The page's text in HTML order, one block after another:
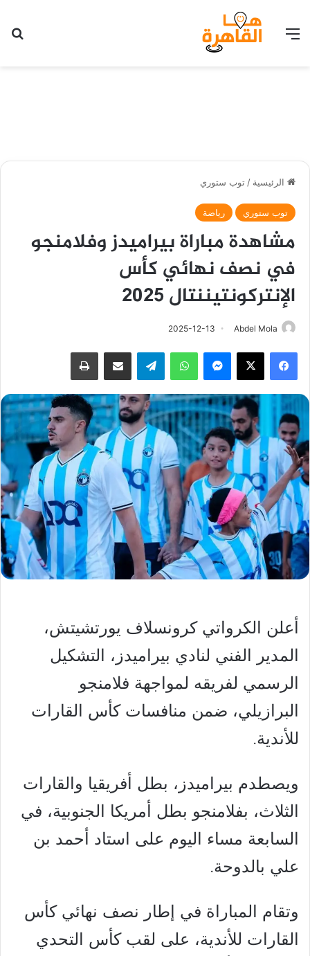
القائمة
الرئيسية / توب ستوري
توب ستوري رياضة
مشاهدة مباراة بيراميدز وفلامنجو
في نصف نهائي كأس
الإنتركونتيننتال 2025
Abdel Mola
2025-12-13
فيسبوك ‫X ماسنجر واتساب تيلقرام مشاركة عبر البريد طباعة
أعلن الكرواتي كرونسلاف يورتشيتش،
المدير الفني لنادي بيراميدز، التشكيل
الرسمي لفريقه لمواجهة فلامنجو
البرازيلي، ضمن منافسات كأس القارات
للأندية.
ويصطدم بيراميدز، بطل أفريقيا والقارات
الثلاث، بفلامنجو بطل أمريكا الجنوبية، في
السابعة مساء اليوم على استاد أحمد بن
علي بالدوحة.
وتقام المباراة في إطار نصف نهائي كأس
القارات للأندية، على لقب كأس التحدي